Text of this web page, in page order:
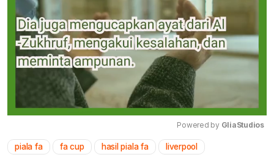
Powered by GliaStudios
piala fa fa cup hasil piala fa liverpool